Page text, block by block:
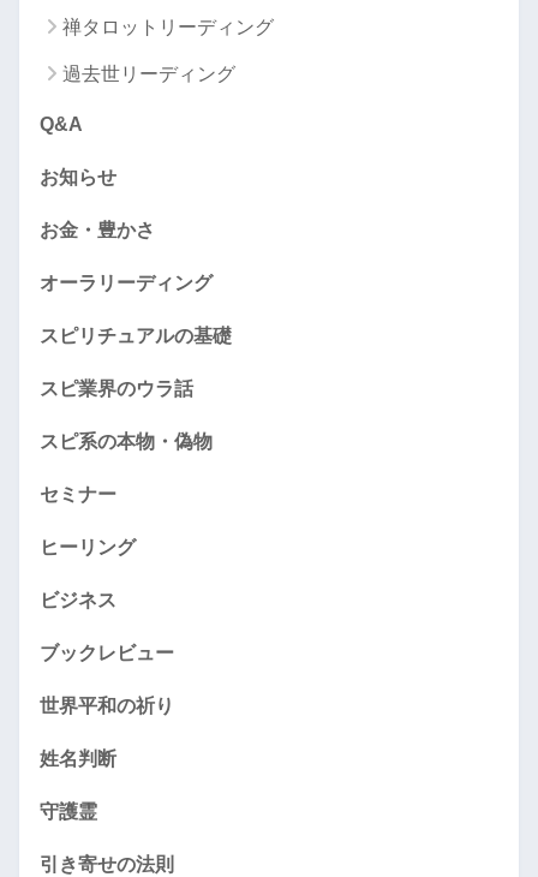
禅タロットリーディング
過去世リーディング
Q&A
お知らせ
お金・豊かさ
オーラリーディング
スピリチュアルの基礎
スピ業界のウラ話
スピ系の本物・偽物
セミナー
ヒーリング
ビジネス
ブックレビュー
世界平和の祈り
姓名判断
守護霊
引き寄せの法則